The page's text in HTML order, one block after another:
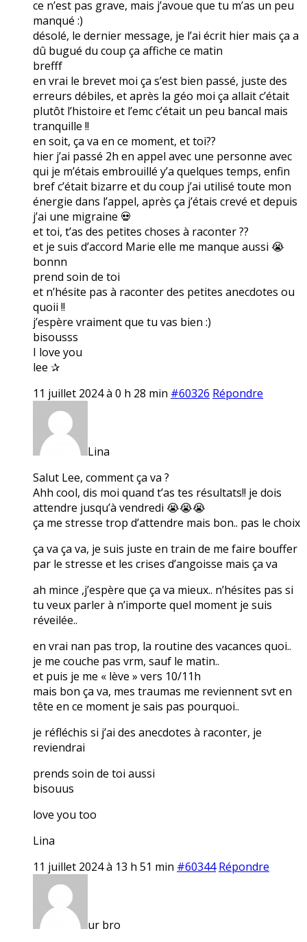
ce n’est pas grave, mais j’avoue que tu m’as un peu
manqué :)
désolé, le dernier message, je l’ai écrit hier mais ça a
dû bugué du coup ça affiche ce matin
brefff
en vrai le brevet moi ça s’est bien passé, juste des
erreurs débiles, et après la géo moi ça allait c’était
plutôt l’histoire et l’emc c’était un peu bancal mais
tranquille !!
en soit, ça va en ce moment, et toi??
hier j’ai passé 2h en appel avec une personne avec
qui je m’étais embrouillé y’a quelques temps, enfin
bref c’était bizarre et du coup j’ai utilisé toute mon
énergie dans l’appel, après ça j’étais crevé et depuis
j’ai une migraine 💀
et toi, t’as des petites choses à raconter ??
et je suis d’accord Marie elle me manque aussi 😭
bonnn
prend soin de toi
et n’hésite pas à raconter des petites anecdotes ou
quoii !!
j’espère vraiment que tu vas bien :)
bisousss
I love you
lee ✰
11 juillet 2024 à 0 h 28 min #60326 Répondre
Lina
Salut Lee, comment ça va ?
Ahh cool, dis moi quand t’as tes résultats!! je dois
attendre jusqu’à vendredi 😭😭😭
ça me stresse trop d’attendre mais bon.. pas le choix
ça va ça va, je suis juste en train de me faire bouffer
par le stresse et les crises d’angoisse mais ça va
ah mince ,j’espère que ça va mieux.. n’hésites pas si
tu veux parler à n’importe quel moment je suis
réveilée..
en vrai nan pas trop, la routine des vacances quoi..
je me couche pas vrm, sauf le matin..
et puis je me « lève » vers 10/11h
mais bon ça va, mes traumas me reviennent svt en
tête en ce moment je sais pas pourquoi..
je réfléchis si j’ai des anecdotes à raconter, je
reviendrai
prends soin de toi aussi
bisouus
love you too
Lina
11 juillet 2024 à 13 h 51 min #60344 Répondre
ur bro